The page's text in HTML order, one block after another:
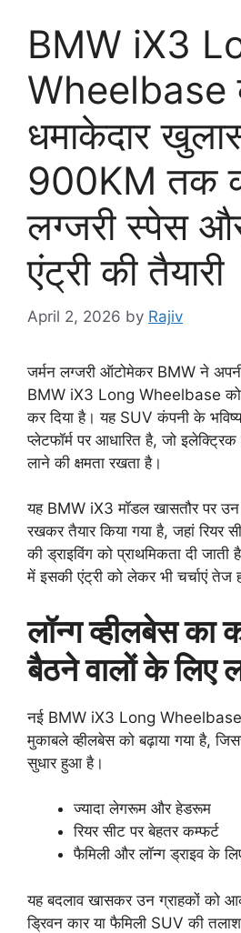
BMW iX3
Wheelbase
धमाकेदार
900KM तक
लग्जरी स्पेस
एंट्री की तैयारी
April 2, 2026 by Rajiv
जर्मन लग्जरी ऑटोमेकर BMW ने
BMW iX3 Long Wheelbase को
कर दिया है। यह SUV कंपनी के
प्लेटफॉर्म पर आधारित है, जो इलेक्ट्रिक
लाने की क्षमता रखता है।
यह BMW iX3 मॉडल खासतौर पर उन
रखकर तैयार किया गया है, जहां रियर
की ड्राइविंग को प्राथमिकता दी
में इसकी एंट्री को लेकर भी चर्चाएं तेज
लॉन्ग व्हीलबेस का
बैठने वालों के लिए
नई BMW iX3 Long Wheelbase
मुकाबले व्हीलबेस को बढ़ाया गया है,
सुधार हुआ है।
ज्यादा लेगरूम और हेडरूम
रियर सीट पर बेहतर कम्फर्ट
फैमिली और लॉन्ग ड्राइव के
यह बदलाव खासकर उन ग्राहकों को
ड्रिवन कार या फैमिली SUV की